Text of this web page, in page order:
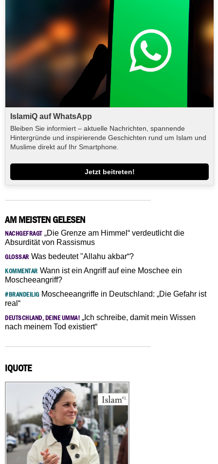
IslamiQ auf WhatsApp
Bleiben Sie informiert – aktuelle Nachrichten, spannende
Hintergründe und inspirierende Geschichten rund um Islam und
Muslime direkt auf Ihr Smartphone.
Jetzt beitreten!
AM MEISTEN GELESEN
NACHGEFRAGT„Die Grenze am Himmel“ verdeutlicht die
Absurdität von Rassismus
GLOSSAR Was bedeutet "Allahu akbar“?
KOMMENTAR Wann ist ein Angriff auf eine Moschee ein
Moscheeangriff?
#BRANDEILIGMoscheeangriffe in Deutschland: „Die Gefahr ist
real“
DEUTSCHLAND, DEINE UMMA! „Ich schreibe, damit mein Wissen
nach meinem Tod existiert“
IQUOTE